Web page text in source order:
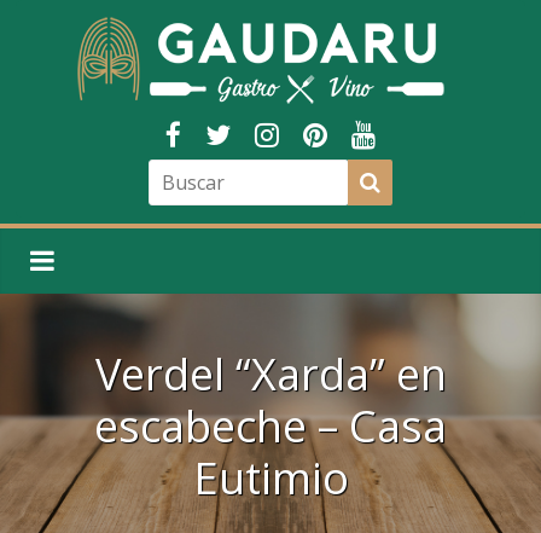
Verdel “Xarda” en
escabeche – Casa
Eutimio